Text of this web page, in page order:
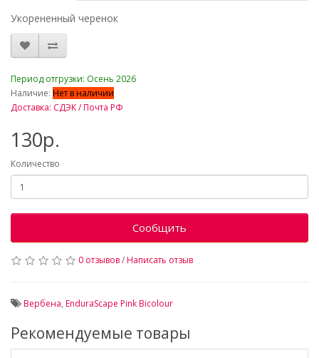
Укорененный черенок
Период отгрузки: Осень 2026
Наличие: Нет в наличии
Доставка: СДЭК / Почта РФ
130р.
Количество
Сообщить
0 отзывов/Написать отзыв
Вербена, EnduraScape Pink Bicolour
Рекомендуемые товары